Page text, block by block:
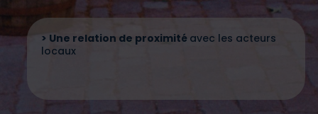
> Une relation de proximité avec les acteurs
locaux